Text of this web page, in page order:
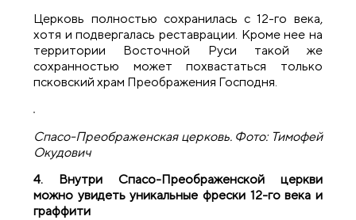
Церковь полностью сохранилась с 12-го века,
хотя и подвергалась реставрации. Кроме нее на
территории Восточной Руси такой же
сохранностью может похвастаться только
псковский храм Преображения Господня.
Спасо-Преображенская церковь. Фото: Тимофей
Окудович
4. Внутри Спасо-Преображенской церкви
можно увидеть уникальные фрески 12-го века и
граффити